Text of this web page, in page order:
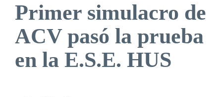
Primer simulacro de
ACV pasó la prueba
en la E.S.E. HUS